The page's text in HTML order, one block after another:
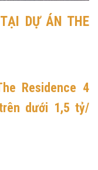
DỰ ÁN THE
Residence 4
dưới 1,5 tỷ/